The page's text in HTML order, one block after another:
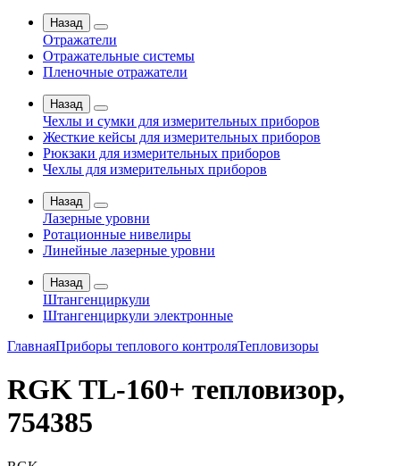
Назад
Отражатели
Отражательные системы
Пленочные отражатели
Назад
Чехлы и сумки для измерительных приборов
Жесткие кейсы для измерительных приборов
Рюкзаки для измерительных приборов
Чехлы для измерительных приборов
Назад
Лазерные уровни
Ротационные нивелиры
Линейные лазерные уровни
Назад
Штангенциркули
Штангенциркули электронные
ГлавнаяПриборы теплового контроляТепловизоры
RGK TL-160+ тепловизор,
754385